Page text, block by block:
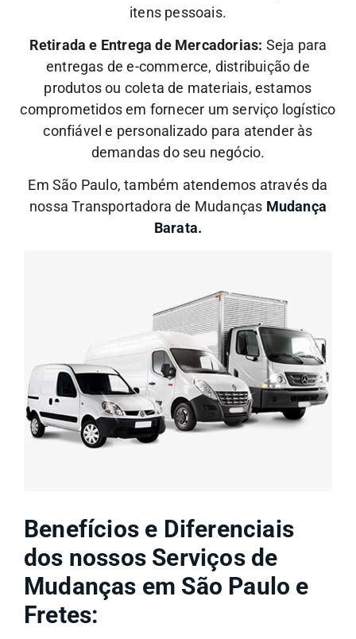
itens pessoais.
Retirada e Entrega de Mercadorias: Seja para
entregas de e-commerce, distribuição de
produtos ou coleta de materiais, estamos
comprometidos em fornecer um serviço logístico
confiável e personalizado para atender às
demandas do seu negócio.
Em São Paulo, também atendemos através da
nossa Transportadora de Mudanças Mudança
Barata.
Benefícios e Diferenciais
dos nossos Serviços de
Mudanças em São Paulo e
Fretes: